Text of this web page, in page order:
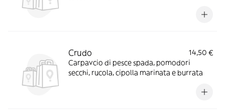
Crudo
14,50 €
Carpavcio di pesce spada, pomodori
secchi, rucola, cipolla marinata e burrata